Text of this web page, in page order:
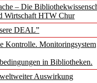
– Die
Wirtschaft HTW Chur
DEAL”
Kontrolle. Monitoringsystem
in Bibliotheken.
Auswirkung
als PDF